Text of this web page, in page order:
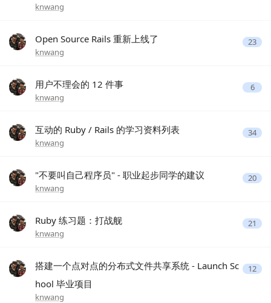
knwang
Open Source Rails 重新上线了
knwang
23
用户不理会的 12 件事
knwang
6
互动的 Ruby / Rails 的学习资料列表
knwang
34
"不要叫自己程序员" - 职业起步同学的建议
knwang
20
Ruby 练习题：打战舰
knwang
21
搭建一个点对点的分布式文件共享系统 - Launch Sc
hool 毕业项目
knwang
12